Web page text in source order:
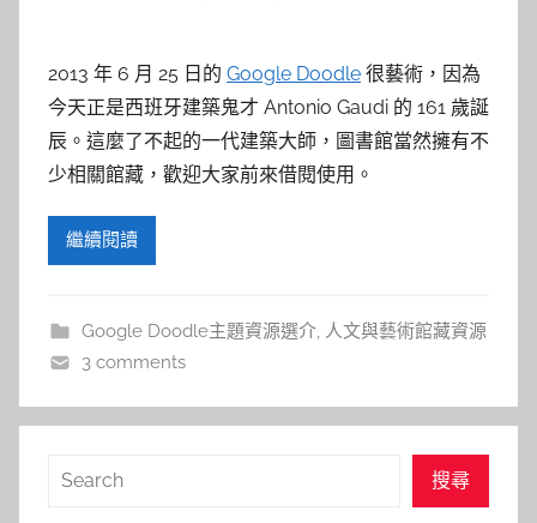
務
部
落
格
2013 年 6 月 25 日的 Google Doodle 很藝術，因為
今天正是西班牙建築鬼才 Antonio Gaudi 的 161 歲誕
辰。這麼了不起的一代建築大師，圖書館當然擁有不
少相關館藏，歡迎大家前來借閱使用。
繼續閱讀
Google Doodle主題資源選介, 人文與藝術館藏資源
3 comments
搜
搜尋